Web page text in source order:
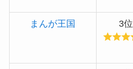
まんが王国 3位